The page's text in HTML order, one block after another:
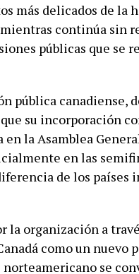
más delicados de la
continúa sin
públicas que se
pública canadiense,
su incorporación
en la Asamblea
en las
de los países
la organización a
como un nuevo
se